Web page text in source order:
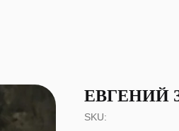
ЕВГЕНИЙ
SKU: